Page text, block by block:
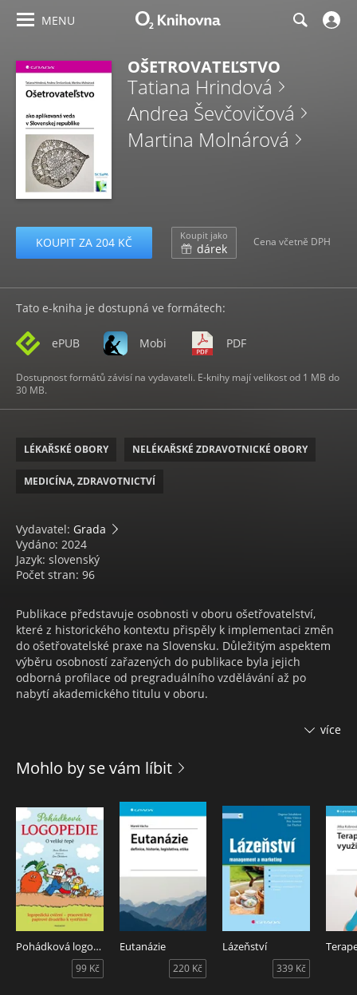
MENU
OŠETROVATEĽSTVO
Tatiana Hrindová
Andrea Ševčovičová
Martina Molnárová
KOUPIT ZA 204 KČ Koupit jako
dárek Cena včetně DPH
Tato e-kniha je dostupná ve formátech:
ePUB Mobi PDF
Dostupnost formátů závisí na vydavateli. E-knihy mají velikost od 1 MB do
30 MB.
LÉKAŘSKÉ OBORY NELÉKAŘSKÉ ZDRAVOTNICKÉ OBORY
MEDICÍNA, ZDRAVOTNICTVÍ
Vydavatel: Grada
Vydáno: 2024
Jazyk: slovenský
Počet stran: 96
Publikace představuje osobnosti v oboru ošetřovatelství,
které z historického kontextu přispěly k implementaci změn
do ošetřovatelské praxe na Slovensku. Důležitým aspektem
výběru osobností zařazených do publikace byla jejich
odborná profilace od pregraduálního vzdělávání až po
nabytí akademického titulu v oboru.
Celospolečenskými změnami, kterými Slovenská republika
vědní disciplínu, s prostorem pro autonomní výkon
více
Mohlo by se vám líbit
Pohádková logopedie - O veliké řepě
99 Kč
Eutanázie
220 Kč
Lázeňství
339 Kč